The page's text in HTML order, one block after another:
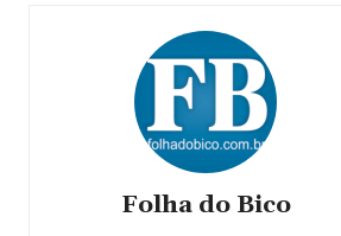
Folha do Bico